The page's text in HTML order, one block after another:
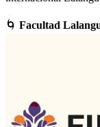
🌀 Facultad